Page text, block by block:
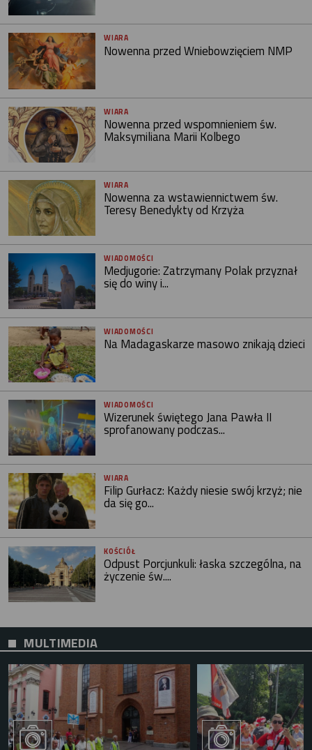
WIARA
Nowenna przed Wniebowzięciem NMP
WIARA
Nowenna przed wspomnieniem św.
Maksymiliana Marii Kolbego
WIARA
Nowenna za wstawiennictwem św.
Teresy Benedykty od Krzyża
WIADOMOŚCI
Medjugorie: Zatrzymany Polak przyznał
się do winy i...
WIADOMOŚCI
Na Madagaskarze masowo znikają dzieci
WIADOMOŚCI
Wizerunek świętego Jana Pawła II
sprofanowany podczas...
WIARA
Filip Gurłacz: Każdy niesie swój krzyż; nie
da się go...
KOŚCIÓŁ
Odpust Porcjunkuli: łaska szczególna, na
życzenie św....
MULTIMEDIA